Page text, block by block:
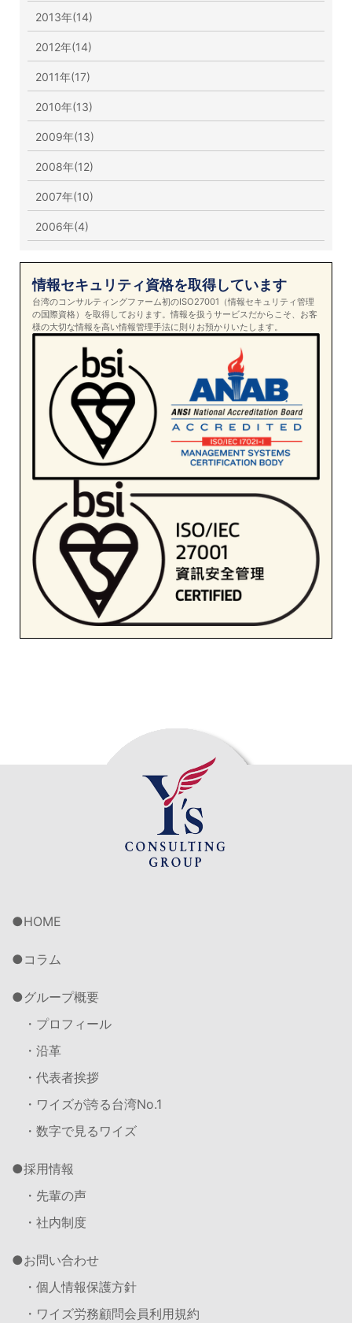
2013年(14)
2012年(14)
2011年(17)
2010年(13)
2009年(13)
2008年(12)
2007年(10)
2006年(4)
情報セキュリティ資格を取得しています
台湾のコンサルティングファーム初のISO27001（情報セキュリティ管理
の国際資格）を取得しております。情報を扱うサービスだからこそ、お客
様の大切な情報を高い情報管理手法に則りお預かりいたします。
HOME
コラム
グループ概要
・プロフィール
・沿革
・代表者挨拶
・ワイズが誇る台湾No.1
・数字で見るワイズ
採用情報
・先輩の声
・社内制度
お問い合わせ
・個人情報保護方針
・ワイズ労務顧問会員利用規約